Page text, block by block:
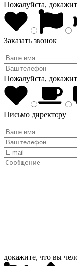
Пожалуйста,
Заказать звонок
Пожалуйста,
Письмо директору
докажите, что вы